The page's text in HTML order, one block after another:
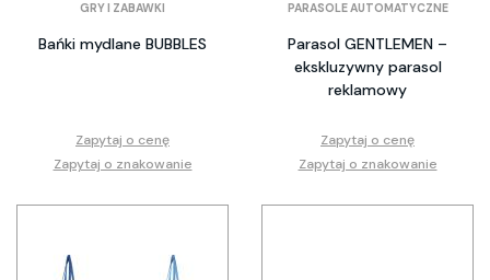
GRY I ZABAWKI
Bańki mydlane BUBBLES
Zapytaj o cenę
Zapytaj o znakowanie
PARASOLE AUTOMATYCZNE
Parasol GENTLEMEN –
ekskluzywny parasol
reklamowy
Zapytaj o cenę
Zapytaj o znakowanie